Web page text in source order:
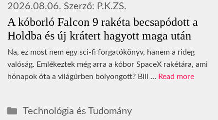
A kóborló Falcon 9 rakéta becsapódott a
Holdba és új krátert hagyott maga után
2026.08.06. Szerző: P.K.ZS.
Na, ez most nem egy sci-fi forgatókönyv, hanem a rideg
valóság. Emlékeztek még arra a kóbor SpaceX rakétára, ami
hónapok óta a világűrben bolyongott? Bill … Read more
Kategória
Technológia és Tudomány